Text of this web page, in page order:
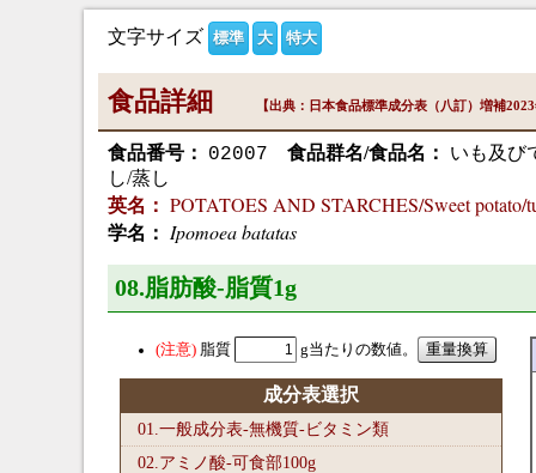
文字サイズ 標準 大 特大
食品詳細 【出典：日本食品標準成分表（八訂）増補
食品番号： 02007 食品群名/食品名：
いも及び
し/蒸し
英名： POTATOES AND STARCHES/Sweet potato/
学名： Ipomoea batatas
08.脂肪酸-脂質1g
脂質 g当たりの数値。
成分表選択
01.一般成分表-無機質-ビタミン類
02.アミノ酸-可食部100g